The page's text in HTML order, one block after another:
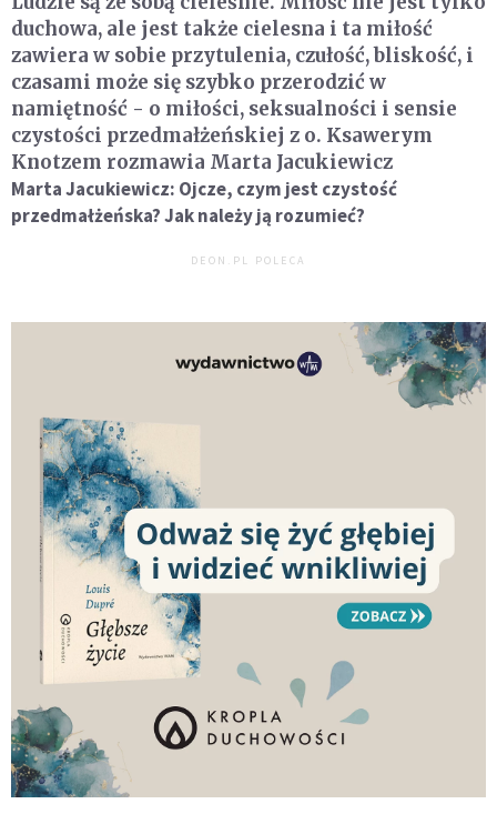
duchowa, ale jest także cielesna i ta miłość
zawiera w sobie przytulenia, czułość, bliskość, i
czasami może się szybko przerodzić w
namiętność - o miłości, seksualności i sensie
czystości przedmałżeńskiej z o. Ksawerym
Knotzem rozmawia Marta Jacukiewicz
Marta Jacukiewicz: Ojcze, czym jest czystość
przedmałżeńska? Jak należy ją rozumieć?
DEON.PL POLECA